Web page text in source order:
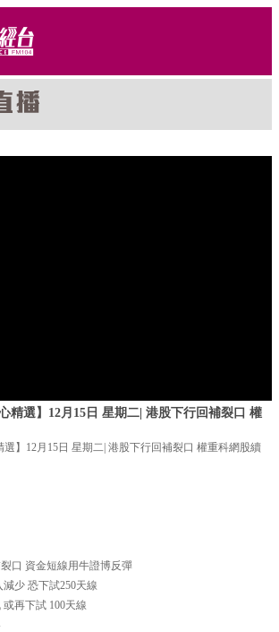
精選】12月15日 星期二| 港股下行回補裂口 權
選】12月15日 星期二| 港股下行回補裂口 權重科網股續
口 資金短線用牛證博反彈
減少 恐下試250天線
或再下試 100天線